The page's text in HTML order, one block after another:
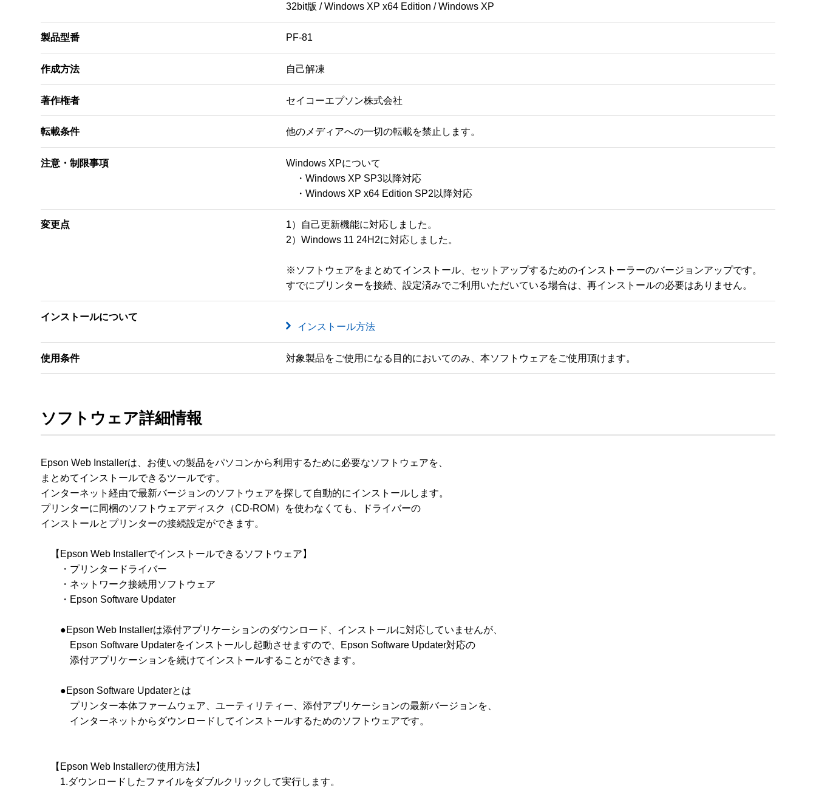
32bit版 / Windows XP x64 Edition / Windows XP
製品型番 PF-81
作成方法 自己解凍
著作権者 セイコーエプソン株式会社
転載条件 他のメディアへの一切の転載を禁止します。
注意・制限事項
Windows XPについて
・Windows XP SP3以降対応
・Windows XP x64 Edition SP2以降対応
変更点
1）自己更新機能に対応しました。
2）Windows 11 24H2に対応しました。
※ソフトウェアをまとめてインストール、セットアップするためのインストーラーのバージョンアップです。
すでにプリンターを接続、設定済みでご利用いただいている場合は、再インストールの必要はありません。
インストールについて
インストール方法
使用条件 対象製品をご使用になる目的においてのみ、本ソフトウェアをご使用頂けます。
ソフトウェア詳細情報
Epson Web Installerは、お使いの製品をパソコンから利用するために必要なソフトウェアを、
まとめてインストールできるツールです。
インターネット経由で最新バージョンのソフトウェアを探して自動的にインストールします。
プリンターに同梱のソフトウェアディスク（CD-ROM）を使わなくても、ドライバーの
インストールとプリンターの接続設定ができます。
【Epson Web Installerでインストールできるソフトウェア】
・プリンタードライバー
・ネットワーク接続用ソフトウェア
・Epson Software Updater
●Epson Web Installerは添付アプリケーションのダウンロード、インストールに対応していませんが、
Epson Software Updaterをインストールし起動させますので、Epson Software Updater対応の
添付アプリケーションを続けてインストールすることができます。
●Epson Software Updaterとは
プリンター本体ファームウェア、ユーティリティー、添付アプリケーションの最新バージョンを、
インターネットからダウンロードしてインストールするためのソフトウェアです。
【Epson Web Installerの使用方法】
1.ダウンロードしたファイルをダブルクリックして実行します。